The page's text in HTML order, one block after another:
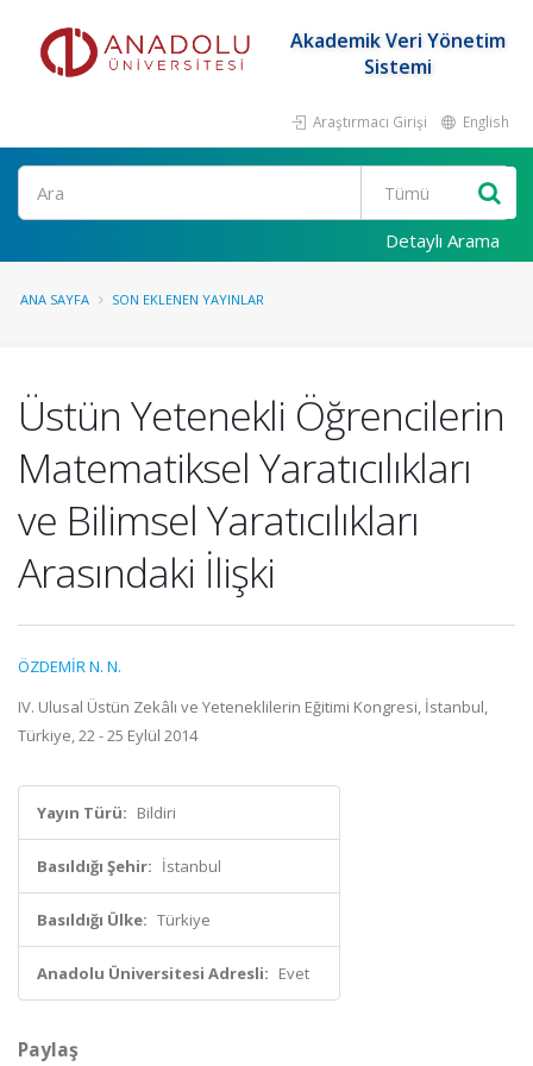
Akademik Veri Yönetim
Sistemi
Araştırmacı Girişi English
Ara
Detaylı Arama
ANA SAYFA SON EKLENEN YAYINLAR
Üstün Yetenekli Öğrencilerin
Matematiksel Yaratıcılıkları
ve Bilimsel Yaratıcılıkları
Arasındaki İlişki
ÖZDEMİR N. N.
IV. Ulusal Üstün Zekâlı ve Yeteneklilerin Eğitimi Kongresi, İstanbul,
Türkiye, 22 - 25 Eylül 2014
Yayın Türü: Bildiri
Basıldığı Şehir: İstanbul
Basıldığı Ülke: Türkiye
Anadolu Üniversitesi Adresli: Evet
Paylaş